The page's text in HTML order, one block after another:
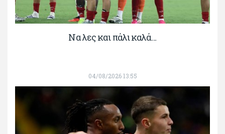
Να λες και πάλι καλά…
04/08/2026 13:55